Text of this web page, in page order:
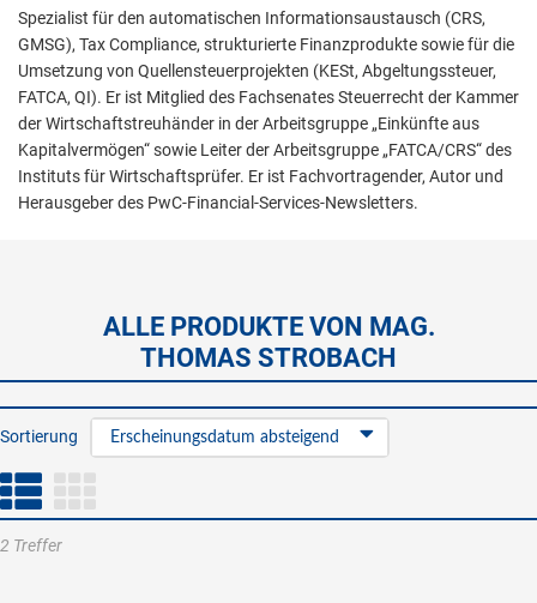
Spezialist für den automatischen Informationsaustausch (CRS,
GMSG), Tax Compliance, strukturierte Finanzprodukte sowie für die
Umsetzung von Quellensteuerprojekten (KESt, Abgeltungssteuer,
FATCA, QI). Er ist Mitglied des Fachsenates Steuerrecht der Kammer
der Wirtschaftstreuhänder in der Arbeitsgruppe „Einkünfte aus
Kapitalvermögen“ sowie Leiter der Arbeitsgruppe „FATCA/CRS“ des
Instituts für Wirtschaftsprüfer. Er ist Fachvortragender, Autor und
Herausgeber des PwC-Financial-Services-Newsletters.
ALLE PRODUKTE VON MAG.
THOMAS STROBACH
Sortierung Erscheinungsdatum absteigend
2 Treffer